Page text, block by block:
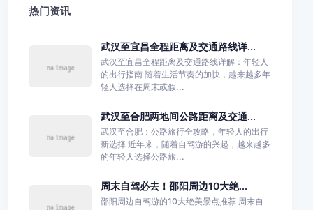
热门资讯
武汉至宜昌全程距离及交通路线详...
武汉至宜昌全程距离及交通路线详解：年轻人
的出行指南 随着生活节奏的加快，越来越多年
轻人选择在周末或假...
武汉至合肥两地间公路距离及交通...
武汉至合肥：公路旅行全攻略，年轻人的出行
新选择 近年来，随着自驾游的兴起，越来越多
的年轻人选择公路旅...
周末自驾必去！邵阳周边10大绝...
邵阳周边自驾游的10大绝美景点推荐 周末自